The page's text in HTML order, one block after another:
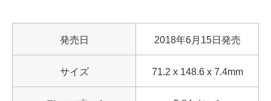
発売日 2018年6月15日発売
サイズ 71.2 x 148.6 x 7.4mm